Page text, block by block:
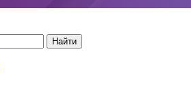
Найти